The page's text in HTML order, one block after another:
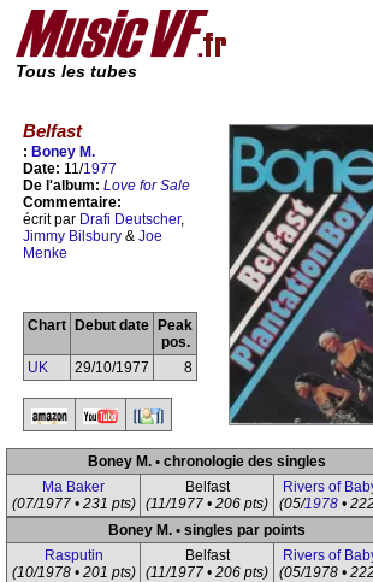
Tous les tubes
Belfast
: Boney M.
Date: 11/1977
De l'album: Love for Sale
Commentaire:
écrit par Drafi Deutscher,
Jimmy Bilsbury & Joe
Menke
Chart Debut date
Peak
pos.
UK
29/10/1977 8
Boney M. • chronologie des singles
Ma Baker
(07/1977 • 231 pts)
Belfast
(11/1977 • 206 pts)
Rivers of
(05/1978•
Boney M. • singles par points
Rasputin
(10/1978 • 201 pts)
Belfast
(11/1977 • 206 pts)
Rivers of
(05/1978 •